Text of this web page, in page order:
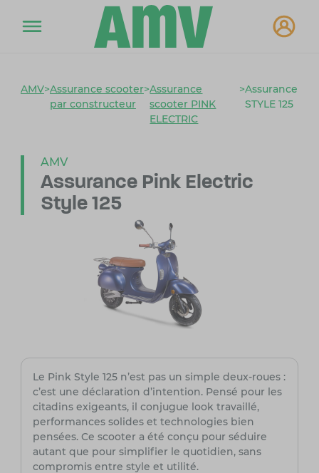
AMV>Assurance scooter
par constructeur
>Assurance
scooter PINK
ELECTRIC
>Assurance
STYLE 125
AMV
Assurance Pink Electric
Style 125
Le Pink Style 125 n’est pas un simple deux-roues :
c’est une déclaration d’intention. Pensé pour les
citadins exigeants, il conjugue look travaillé,
performances solides et technologies bien
pensées. Ce scooter a été conçu pour séduire
autant que pour simplifier le quotidien, sans
compromis entre style et utilité.